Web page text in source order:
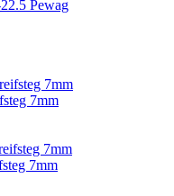
7mm
7mm